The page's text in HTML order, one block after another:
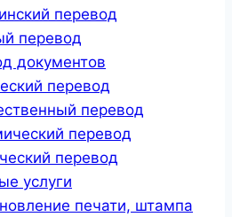
перевод
перевод
документов
перевод
перевод
перевод
перевод
услуги
печати, штампа